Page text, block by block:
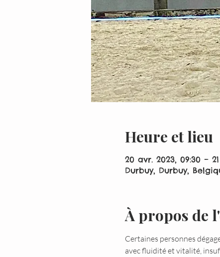
Heure et lieu
20 avr. 2023, 09:30 –
Durbuy, Durbuy,
À propos de
Certaines personnes
avec fluidité et vitalité,